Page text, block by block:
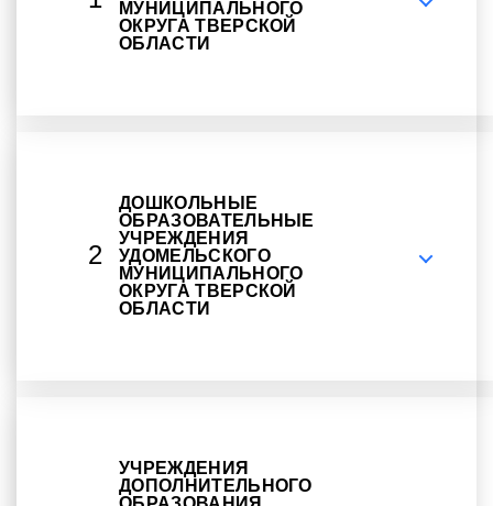
МУНИЦИПАЛЬНОГО
ОКРУГА ТВЕРСКОЙ
ОБЛАСТИ
2
ДОШКОЛЬНЫЕ
ОБРАЗОВАТЕЛЬНЫЕ
УЧРЕЖДЕНИЯ
УДОМЕЛЬСКОГО
МУНИЦИПАЛЬНОГО
ОКРУГА ТВЕРСКОЙ
ОБЛАСТИ
УЧРЕЖДЕНИЯ
ДОПОЛНИТЕЛЬНОГО